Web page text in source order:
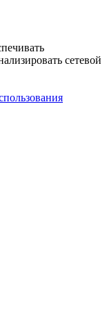
сетевой